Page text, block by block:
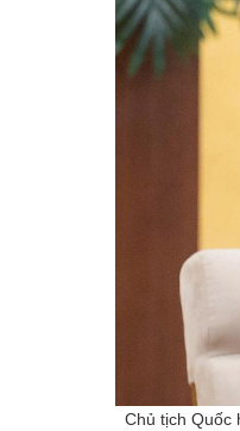
Chủ tịch Quốc